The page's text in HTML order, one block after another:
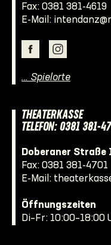
Fax: 0381 381-4619
E-Mail:
… Spielorte
THEATERKASSE
TELEFON: 0381 381-
Doberaner Straße
Fax: 0381 381-4701
E-Mail:
Öffnungszeiten
Di–Fr: 10:00–18:00